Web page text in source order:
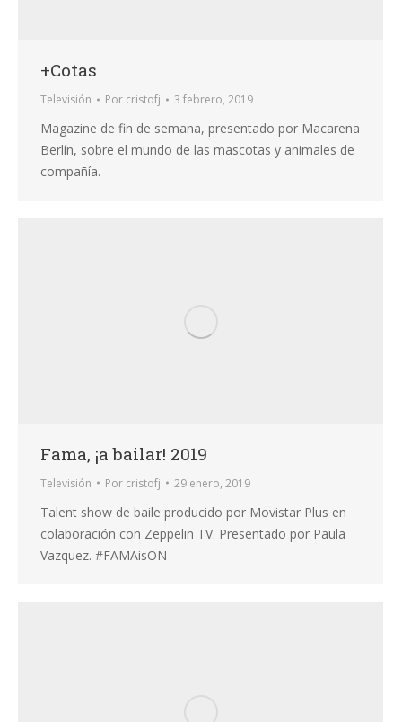
+Cotas
Televisión Por cristofj 3 febrero, 2019
Magazine de fin de semana, presentado por Macarena
Berlín, sobre el mundo de las mascotas y animales de
compañía.
Fama, ¡a bailar! 2019
Televisión Por cristofj 29 enero, 2019
Talent show de baile producido por Movistar Plus en
colaboración con Zeppelin TV. Presentado por Paula
Vazquez. #FAMAisON